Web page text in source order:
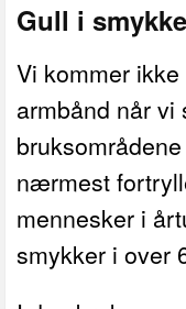
Gull i
Vi kommer
armbånd når vi
nærmest
mennesker i
smykker i over